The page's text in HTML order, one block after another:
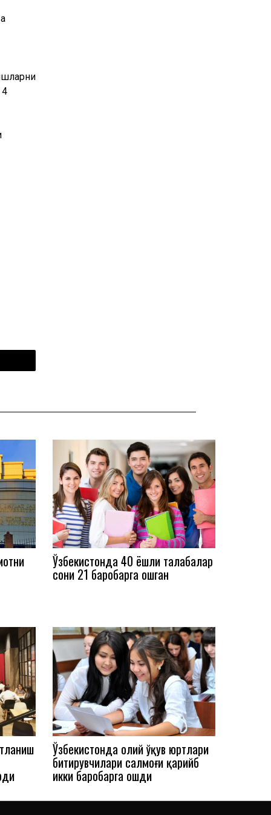
4
Ўзбекистонда 40 ёшли талабалар
сони 21 баробарга ошган
Ўзбекистонда олий ўқув юртлари
битирувчилари салмоғи қарийб
икки баробарга ошди